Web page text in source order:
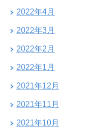
2022年4月
2022年3月
2022年2月
2022年1月
2021年12月
2021年11月
2021年10月